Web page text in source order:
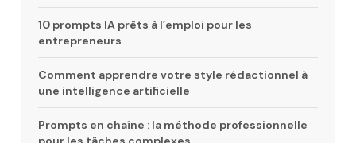
10 prompts IA prêts à l’emploi pour les
entrepreneurs
Comment apprendre votre style rédactionnel à
une intelligence artificielle
Prompts en chaîne : la méthode professionnelle